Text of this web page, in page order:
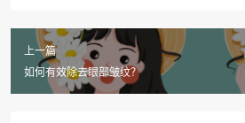
上一篇
如何有效除去眼部皱纹？